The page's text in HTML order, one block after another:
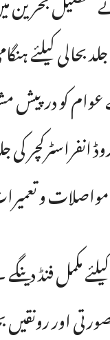
بحالی کیلئے
کو درپیش
و
مکمل فنڈ
اور